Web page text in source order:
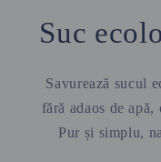
Suc
Savurează sucul
fără adaos de
Pur și simplu,